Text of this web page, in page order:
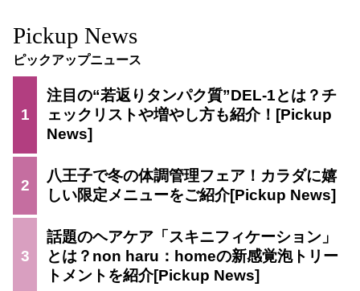
Pickup News
ピックアップニュース
1
注目の“若返りタンパク質”DEL-1とは？チ
ェックリストや増やし方も紹介！
2
八王子で冬の体調管理フェア！カラダに嬉
しい限定メニューをご紹介
3
話題のヘアケア「スキニフィケーション」
とは？non haru：homeの新感覚泡トリー
トメントを紹介